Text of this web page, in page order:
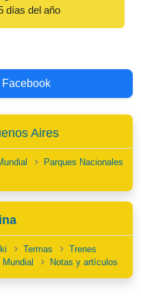
días del año
Aires
Parques Nacionales
Termas
Trenes
Mundial Notas y artículos